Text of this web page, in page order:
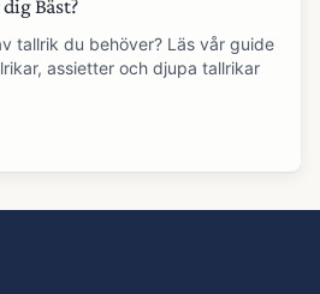
Bäst?
tallrik du behöver? Läs vår guide
assietter och djupa tallrikar